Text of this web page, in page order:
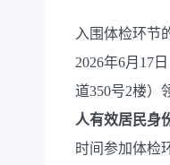
入围体检环节
2026年6月17
道350号2楼）
人有效居民身
时间参加体检